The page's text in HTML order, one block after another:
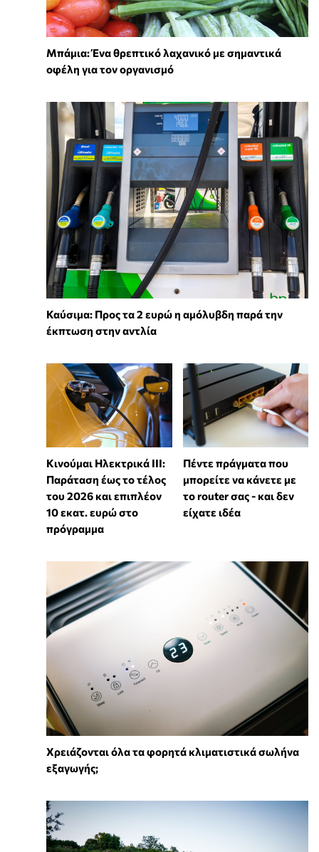
Μπάμια: Ένα θρεπτικό λαχανικό με σημαντικά
οφέλη για τον οργανισμό
Καύσιμα: Προς τα 2 ευρώ η αμόλυβδη παρά την
έκπτωση στην αντλία
Κινούμαι Ηλεκτρικά ΙΙΙ:
Παράταση έως το τέλος
του 2026 και επιπλέον
10 εκατ. ευρώ στο
πρόγραμμα
Πέντε πράγματα που
μπορείτε να κάνετε με
το router σας - και δεν
είχατε ιδέα
Χρειάζονται όλα τα φορητά κλιματιστικά σωλήνα
εξαγωγής;